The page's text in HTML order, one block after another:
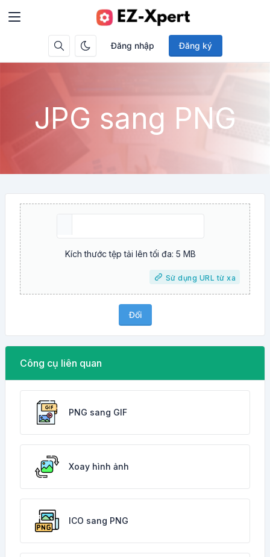
Đăng nhập Đăng ký
JPG sang PNG
Kích thước tệp tải lên tối đa: 5 MB
Sử dụng URL từ xa
Đổi
Công cụ liên quan
PNG sang GIF
Xoay hình ảnh
ICO sang PNG